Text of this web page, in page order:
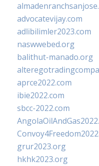
advocatevijay.com
adlibilimler2023.com
naswwebed.org
balithut-manado.org
aprce2022.com
ibie2022.com
sbcc-2022.com
grur2023.org
hkhk2023.org